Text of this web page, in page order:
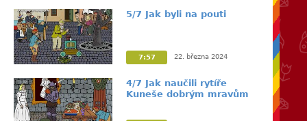
5/7 Jak byli na pouti
7:57 22. března 2024
4/7 Jak naučili rytíře
Kuneše dobrým mravům